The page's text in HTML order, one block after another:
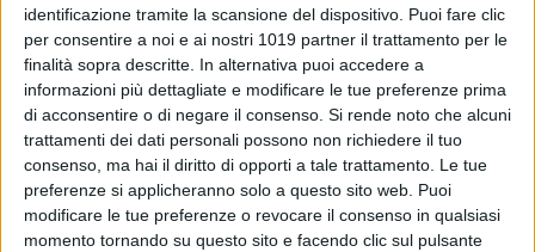
identificazione tramite la scansione del dispositivo. Puoi fare clic
per consentire a noi e ai nostri 1019 partner il trattamento per le
finalità sopra descritte. In alternativa puoi accedere a
informazioni più dettagliate e modificare le tue preferenze prima
di acconsentire o di negare il consenso. Si rende noto che alcuni
trattamenti dei dati personali possono non richiedere il tuo
consenso, ma hai il diritto di opporti a tale trattamento. Le tue
preferenze si applicheranno solo a questo sito web. Puoi
modificare le tue preferenze o revocare il consenso in qualsiasi
momento tornando su questo sito e facendo clic sul pulsante
Il regista inoltre si occuperà anche
della produzione esecutiva di una
serie evento perApple TV.
FONTE DEADLINE.